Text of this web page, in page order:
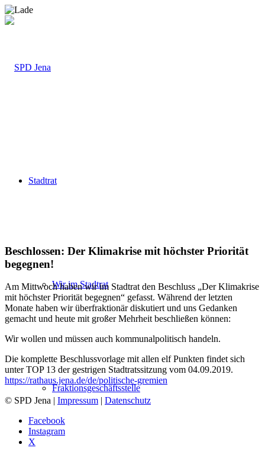
Stadtrat
Wir im Stadtrat
Fraktionsgeschäftsstelle
Beschlossen: Der Klimakrise mit höchster Priorität
begegnen!
Am Mittwoch haben wir im Stadtrat den Beschluss „Der Klimakrise
mit höchster Priorität begegnen“ gefasst. Während der letzten
Monate haben wir überfraktionär diskutiert und uns Gedanken
gemacht und heute mit großer Mehrheit beschließen können:
Wir wollen und müssen auch kommunalpolitisch handeln.
Die komplette Beschlussvorlage mit allen elf Punkten findet sich
unter TOP 13 der gestrigen Stadtratssitzung vom 04.09.2019.
https://rathaus.jena.de/de/politische-gremien
© SPD Jena | Impressum | Datenschutz
Facebook
Instagram
X